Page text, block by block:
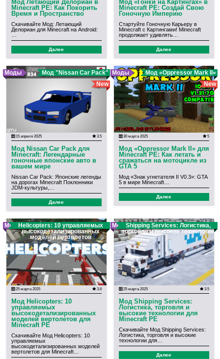
Мод Летающий Делориан в
Minecraft PE: Как Покорить
Время и Пространство
Скачивайте Мод: Летающий
Делориан для Minecraft на Android:
Далее
Мод «Гонки на Картингах» в
Minecraft PE: Создай Свою
Гоночную Империю
Стартуйте Гоночную Карьеру в
Minecraft с Картингами! Minecraft
продолжает удивлять…
Далее
Моды
Мод "Nissan Car Pack"
New
15 апреля 2025 3.5
Мод Nissan Car Pack для
Minecraft: Легендарные
гоночные японские авто в
вашем мире
Nissan Car Pack: Японские легенды
на дорогах Minecraft Поклонники
JDM-культуры,…
Далее
Моды
Мод «Oppressor Mark II»
New
30 марта 2025 5
Мод «Oppressor Mark II» для
Minecraft PE: Как летать и
сражаться на мотоцикле из
GTA 5
Мод «Знак угнетателя II V0.3»: GTA
5 в мире Minecraft…
Далее
Мод
Helicopters: 10 управляемых
высокодетализированных
моделей вертолетов
25 марта 2025 3.6
Мод Helicopters: 10
управляемых
высокодетализированных
моделей вертолетов для
Minecraft PE
Скачивайте Мод Helicopters: 10
управляемых
высокодетализированных моделей
вертолетов для Minecraft…
Мод
Shipping Services: Логистика,
торговля и высокие технологии
25 марта 2025 3.5
Мод Shipping Services:
Логистика, торговля и
высокие технологии для
Minecraft PE
Скачивайте Мод Shipping Services:
Логистика, торговля и высокие
технологии для…
Далее